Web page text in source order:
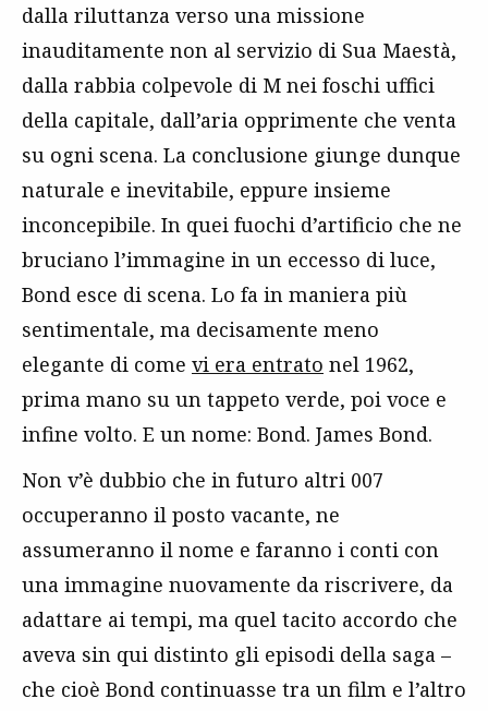
dalla riluttanza verso una missione
inauditamente non al servizio di Sua Maestà,
dalla rabbia colpevole di M nei foschi uffici
della capitale, dall’aria opprimente che venta
su ogni scena. La conclusione giunge dunque
naturale e inevitabile, eppure insieme
inconcepibile. In quei fuochi d’artificio che ne
bruciano l’immagine in un eccesso di luce,
Bond esce di scena. Lo fa in maniera più
sentimentale, ma decisamente meno
elegante di come vi era entrato nel 1962,
prima mano su un tappeto verde, poi voce e
infine volto. E un nome: Bond. James Bond.
Non v’è dubbio che in futuro altri 007
occuperanno il posto vacante, ne
assumeranno il nome e faranno i conti con
una immagine nuovamente da riscrivere, da
adattare ai tempi, ma quel tacito accordo che
aveva sin qui distinto gli episodi della saga –
che cioè Bond continuasse tra un film e l’altro